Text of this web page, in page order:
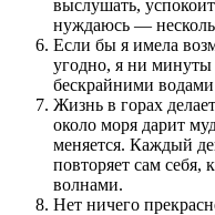
выслушать,
нуждаюсь —
Если бы я имела
угодно, я ни минуты
бескрайними
Жизнь в горах
около моря дарит
меняется. Каждый
повторяет сам
волнами.
Нет ничего